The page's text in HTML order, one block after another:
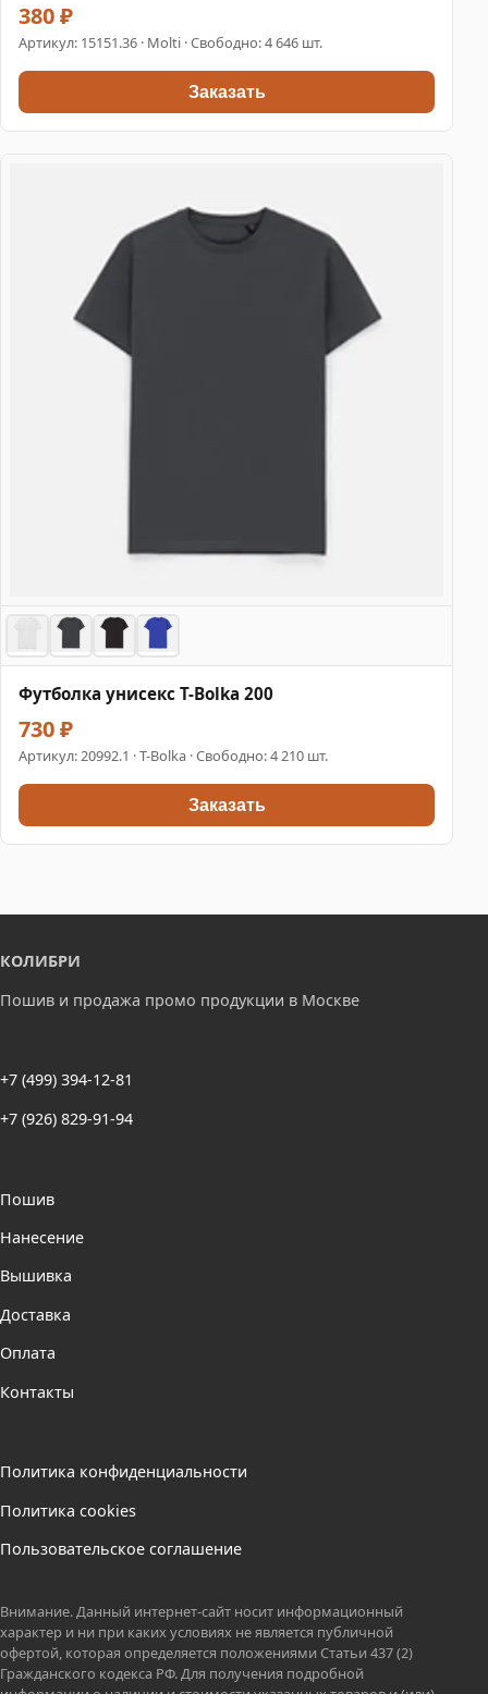
380 ₽
Артикул: 15151.36 · Molti · Свободно: 4 646 шт.
Заказать
Футболка унисекс T-Bolka 200
730 ₽
Артикул:20992.1 · T-Bolka · Свободно: 4 210 шт.
Заказать
КОЛИБРИ
Пошив и продажа промо продукции в Москве
+7 (499) 394-12-81
+7 (926) 829-91-94
Пошив
Нанесение
Вышивка
Доставка
Оплата
Контакты
Политика конфиденциальности
Политика cookies
Пользовательское соглашение
Внимание. Данный интернет-сайт носит информационный
характер и ни при каких условиях не является публичной
офертой, которая определяется положениями Статьи 437 (2)
Гражданского кодекса РФ. Для получения подробной